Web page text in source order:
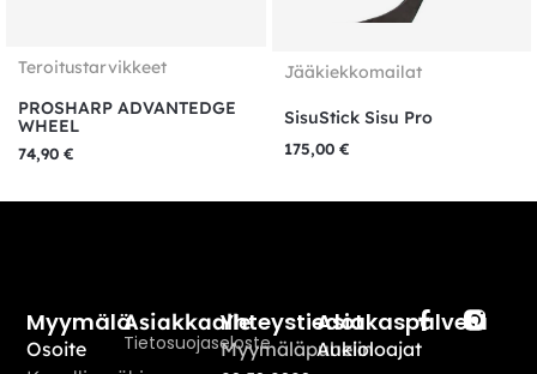
Teroitustarvikkeet
PROSHARP ADVANTEDGE
WHEEL
74,90 €
Jääkiekkomailat
SisuStick Sisu Pro
175,00 €
Asiakkaalle
Tietosuojaseloste
Myymälä
Osoite
Yhteystiedot
Myymäläpuhelin
Asiakaspalvelu
Aukioloajat